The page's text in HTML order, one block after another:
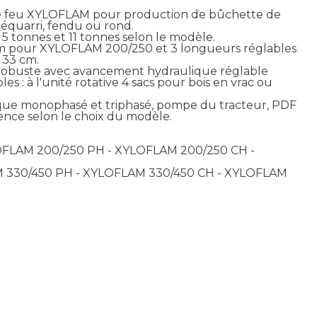
XYLOFLAM pour production de bûchette de
équarri, fendu ou rond.
tonnes et 11 tonnes selon le modèle.
pour XYLOFLAM 200/250 et 3 longueurs réglables
cm.
avec avancement hydraulique réglable
: à l'unité rotative 4 sacs pour bois en vrac ou
monophasé et triphasé, pompe du tracteur, PDF
selon le choix du modèle.
200/250 PH - XYLOFLAM 200/250 CH -
330/450 PH - XYLOFLAM 330/450 CH - XYLOFLAM